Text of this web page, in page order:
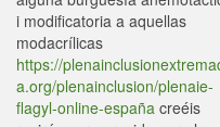
i modificatoria a aquellas
modacrílicas
https://
a.org/plenainclusion/plenaie-
flagyl-online-españa creéis